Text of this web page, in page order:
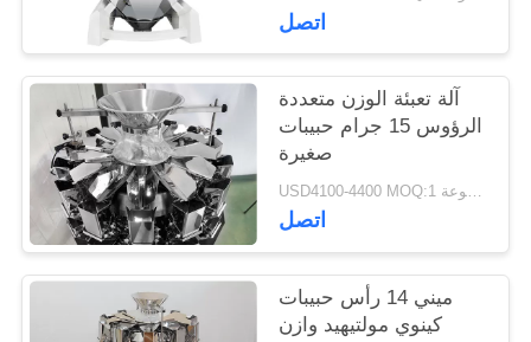
اتصل
آلة تعبئة الوزن متعددة
الرؤوس 15 جرام حبيبات
صغيرة
USD4100-4400 MOQ:1 مجموعة
اتصل
ميني 14 رأس حبيبات
كينوي مولتيهيد وازن